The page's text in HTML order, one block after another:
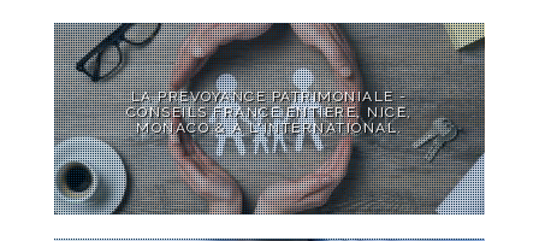
LA PREVOYANCE PATRIMONIALE -
CONSEILS FRANCE ENTIÈRE, NICE,
MONACO & À L'INTERNATIONAL.